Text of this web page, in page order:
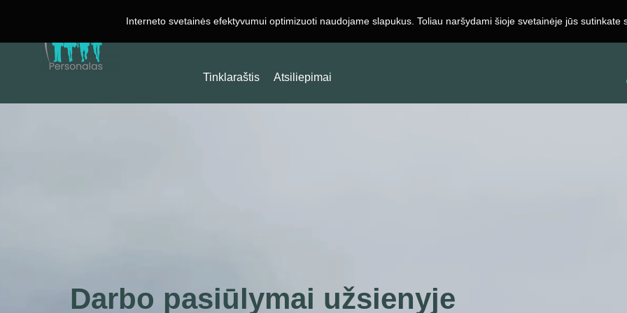
Interneto svetainės efektyvumui optimizuoti naudojame slapukus. Toliau naršydami šioje svetainėje jūs sutinkate
Darbas Užsienyje Registruotis Apie Mus Darbdaviams Kontaktai
Tinklaraštis Atsiliepimai
Darbo pasiūlymai užsienyje